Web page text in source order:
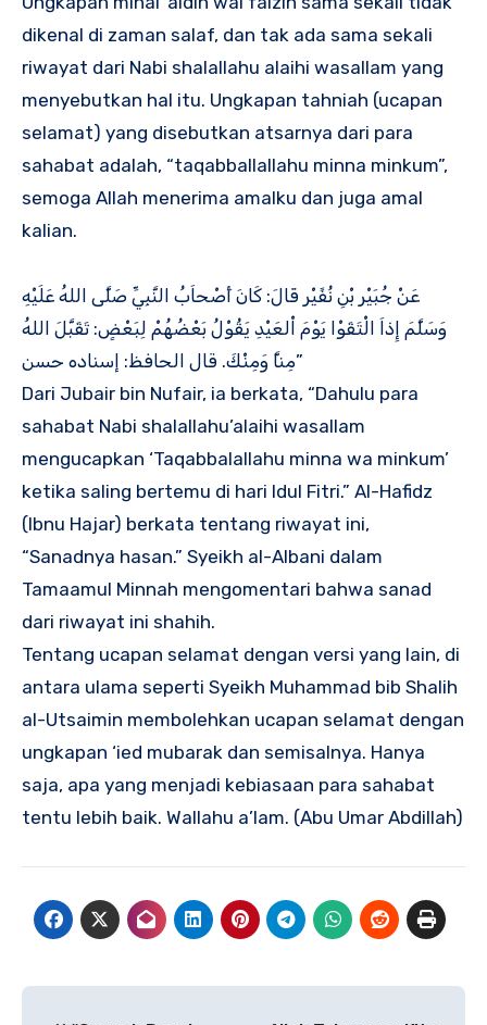
dikenal di zaman salaf, dan tak ada sama sekali
riwayat dari Nabi shalallahu alaihi wasallam yang
menyebutkan hal itu. Ungkapan tahniah (ucapan
selamat) yang disebutkan atsarnya dari para
sahabat adalah, “taqabballallahu minna minkum”,
semoga Allah menerima amalku dan juga amal
kalian.
عَنْ جُبَيْر بْنِ نُفًيْر قَالَ: كَانَ أَصْحاَبُ النَّبِيِّ صَلَّى اللهُ عَلَيْهِ
وَسَلَّمَ إِذاَ الْتَقَوْا يَوْمَ اْلعَيْدِ يَقُوْلُ بَعْضُهُمْ لِبَعْضٍ: تَقَبَّلَ اللهُ
مِناَّ وَمِنْكَ. قال الحافظ: إسناده حسن”
Dari Jubair bin Nufair, ia berkata, “Dahulu para
sahabat Nabi shalallahu’alaihi wasallam
mengucapkan ‘Taqabbalallahu minna wa minkum’
ketika saling bertemu di hari Idul Fitri.” Al-Hafidz
(Ibnu Hajar) berkata tentang riwayat ini,
“Sanadnya hasan.” Syeikh al-Albani dalam
Tamaamul Minnah mengomentari bahwa sanad
dari riwayat ini shahih.
Tentang ucapan selamat dengan versi yang lain, di
antara ulama seperti Syeikh Muhammad bib Shalih
al-Utsaimin membolehkan ucapan selamat dengan
ungkapan ‘ied mubarak dan semisalnya. Hanya
saja, apa yang menjadi kebiasaan para sahabat
tentu lebih baik. Wallahu a’lam. (Abu Umar Abdillah)